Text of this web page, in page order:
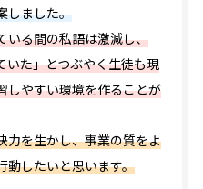
しました。
いる間の私語は激減し、
いた」とつぶやく生徒も現
しやすい環境を作ることが
力を生かし、事業の質をよ
動したいと思います。